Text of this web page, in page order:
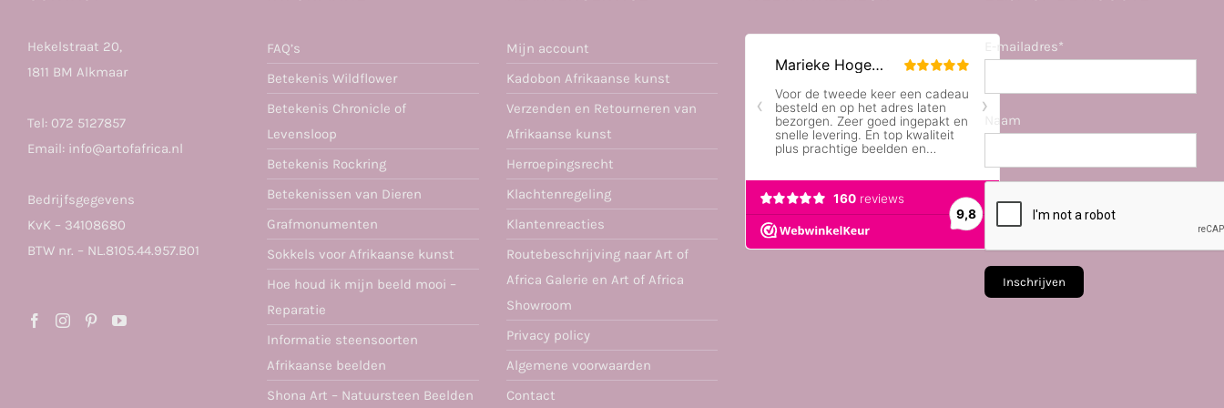
Hekelstraat 20,
1811 BM Alkmaar
Tel: 072 5127857
Email: info@artofafrica.nl
Bedrijfsgegevens
KvK – 34108680
BTW nr. – NL.8105.44.957.B01
FAQ’s
Betekenis Wildflower
Betekenis Chronicle of
Levensloop
Betekenis Rockring
Betekenissen van Dieren
Grafmonumenten
Sokkels voor Afrikaanse kunst
Hoe houd ik mijn beeld mooi –
Reparatie
Informatie steensoorten
Afrikaanse beelden
Shona Art – Natuursteen Beelden
Mijn account
Kadobon Afrikaanse kunst
Verzenden en Retourneren van
Afrikaanse kunst
Herroepingsrecht
Klachtenregeling
Klantenreacties
Routebeschrijving naar Art of
Africa Galerie en Art of Africa
Showroom
Privacy policy
Algemene voorwaarden
Contact
E-mailadres*
Naam